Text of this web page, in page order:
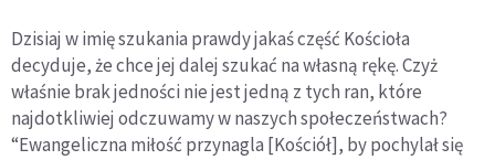
Dzisiaj w imię szukania prawdy jakaś część Kościoła
decyduje, że chce jej dalej szukać na własną rękę. Czyż
właśnie brak jedności nie jest jedną z tych ran, które
najdotkliwiej odczuwamy w naszych społeczeństwach?
“Ewangeliczna miłość przynagla [Kościół], by pochylał się